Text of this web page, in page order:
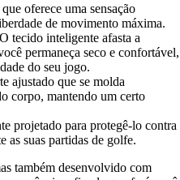
oferece uma sensação
de movimento máxima.
O tecido inteligente afasta a
permaneça seco e confortável,
do seu jogo.
ajustado que se molda
corpo, mantendo um certo
projetado para protegê-lo contra
as suas partidas de golfe.
também desenvolvido com